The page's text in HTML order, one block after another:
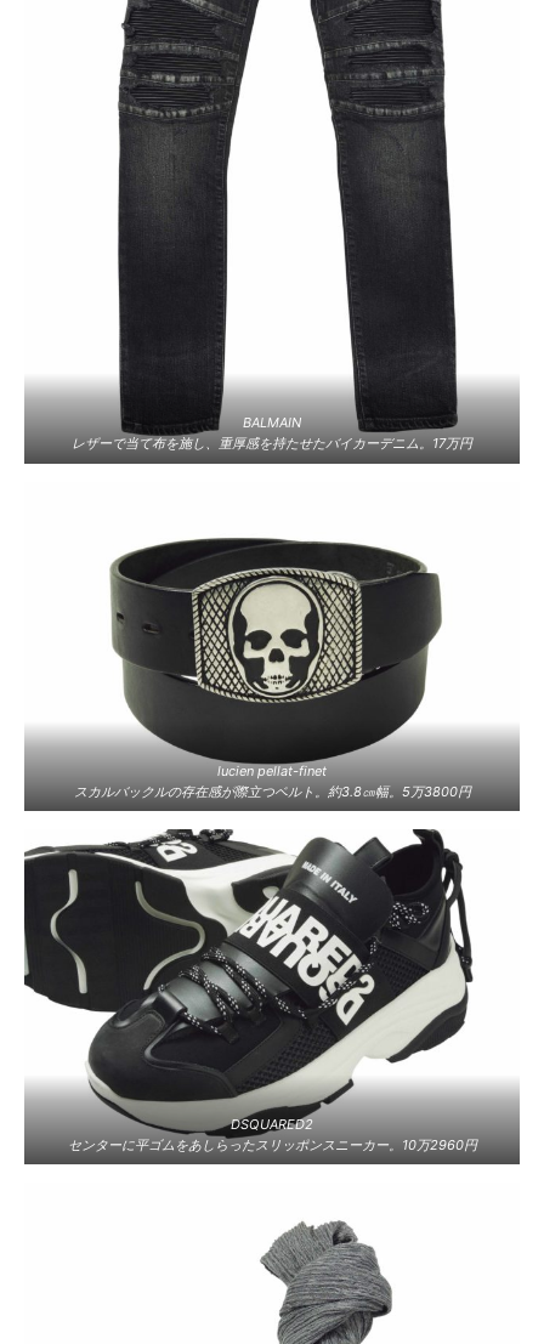
BALMAIN
レザーで当て布を施し、重厚感を持たせたバイカーデニム。17万円
lucien pellat-finet
スカルバックルの存在感が際立つベルト。約3.8㎝幅。5万3800円
DSQUARED2
センターに平ゴムをあしらったスリッポンスニーカー。10万2960円